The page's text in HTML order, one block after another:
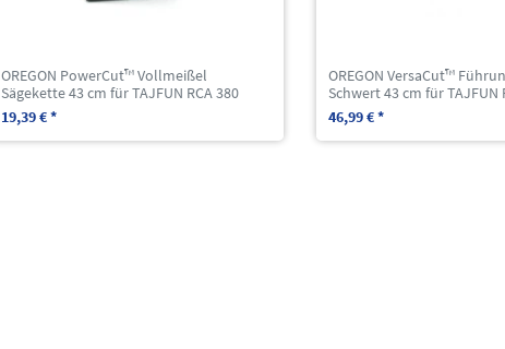
OREGON PowerCut™ Vollmeißel
Sägekette 43 cm für TAJFUN RCA 380
19,39 € *
OREGON VersaCut™
Schwert 43 cm für TAJFUN
46,99 € *